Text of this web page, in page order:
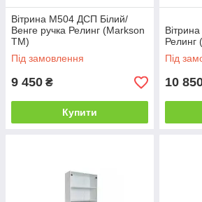
Вітрина М504 ДСП Білий/
Венге ручка Релинг (Markson
TM)
Під замовлення
9 450 ₴
Купити
Релинг
Під
10